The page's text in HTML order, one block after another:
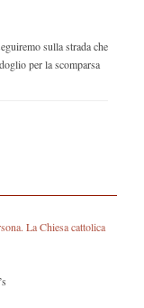
sulla strada che
per la scomparsa
La Chiesa cattolica